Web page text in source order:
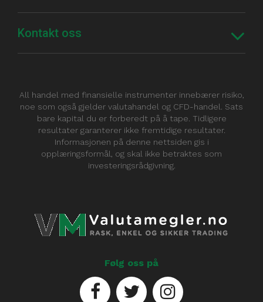
Kontakt oss
All handel med finansielle instrumenter innebærer risiko,
noe som også gjelder valutahandel og CFD-handel. Sats
bare kapital du er forberedt på å tape. Tidligere
resultater garanterer ikke fremtidige resultater.
Informasjonen på denne nettsiden gis i
opplæringsformål, og skal ikke betraktes som
investeringsrådgivning.
Følg oss på